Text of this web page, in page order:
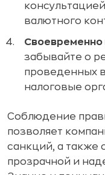
валютного
Своевременно
забывайте о
проведенных
налоговые
Соблюдение
позволяет
санкций, а также
прозрачной и